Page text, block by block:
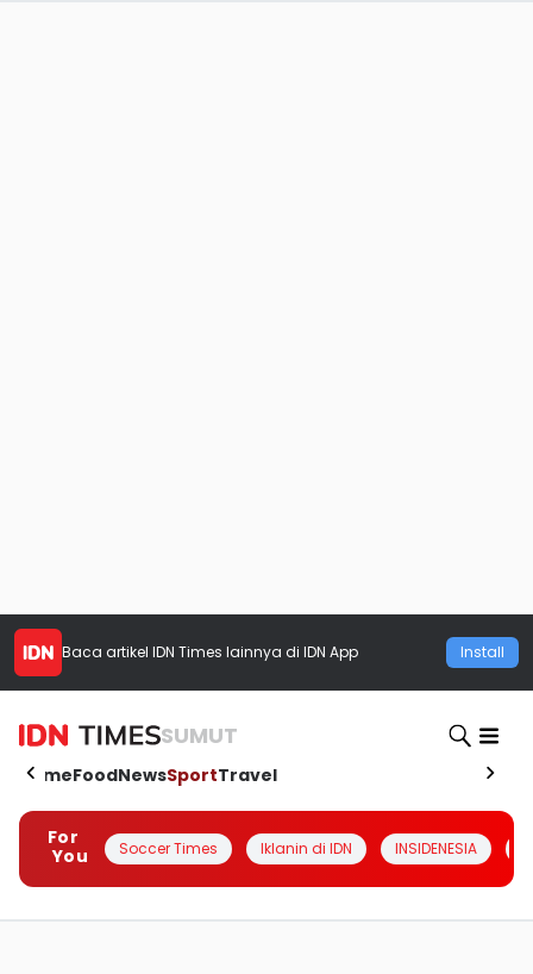
Baca artikel IDN Times lainnya di IDN App Install
SUMUT
HomeFoodNewsSportTravel
For
You
Soccer Times Iklanin di IDN INSIDENESIA